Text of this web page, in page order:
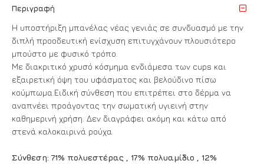
Περιγραφή
Η υποστήριξη μπανέλας νέας γενιάς σε συνδυασμό με την
διπλή προοδευτική ενίσχυση επιτυγχάνουν πλουσιότερο
μπούστο με φυσικό τρόπο.
Με διακριτικό χρυσό κόσμημα ενδιάμεσα των cups και
εξαιρετική όψη του υφάσματος και βελούδινο πίσω
κούμπωμα.Ειδική σύνθεση που επιτρέπει στο δέρμα να
αναπνέει προάγοντας την σωματική υγιεινή στην
καθημερινή χρήση. Δεν διαγράφει ακόμη και κάτω από
στενά καλοκαιρινά ρούχα
Σύνθεση: 71% πολυεστέρας , 17% πολυαμίδιο , 12%